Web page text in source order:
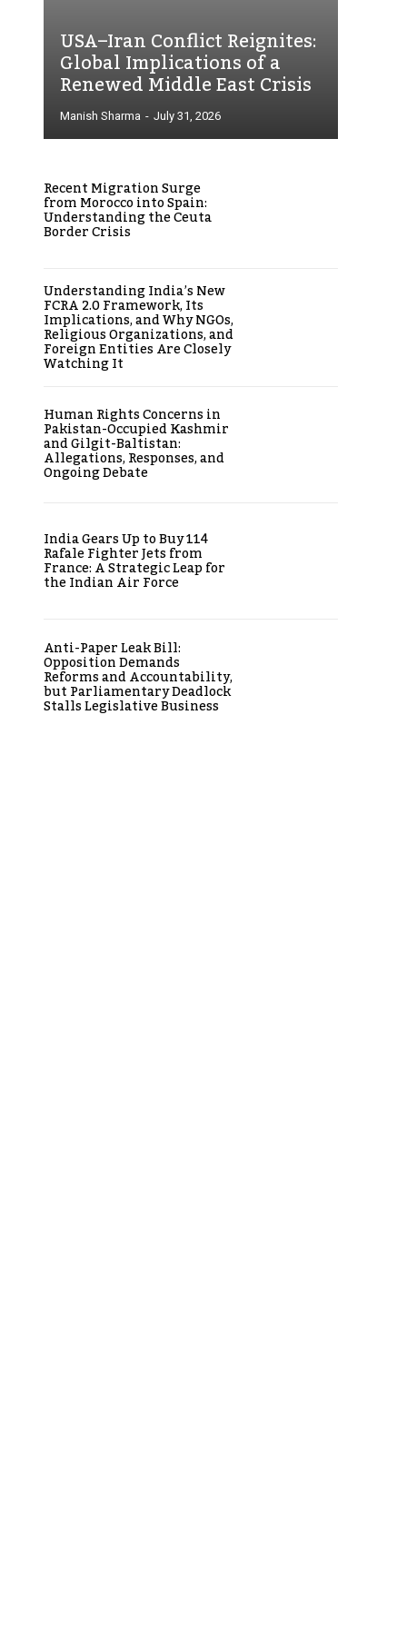
USA–Iran Conflict Reignites:
Global Implications of a
Renewed Middle East Crisis
Manish Sharma - July 31, 2026
Recent Migration Surge
from Morocco into Spain:
Understanding the Ceuta
Border Crisis
Understanding India’s New
FCRA 2.0 Framework, Its
Implications, and Why NGOs,
Religious Organizations, and
Foreign Entities Are Closely
Watching It
Human Rights Concerns in
Pakistan-Occupied Kashmir
and Gilgit-Baltistan:
Allegations, Responses, and
Ongoing Debate
India Gears Up to Buy 114
Rafale Fighter Jets from
France: A Strategic Leap for
the Indian Air Force
Anti-Paper Leak Bill:
Opposition Demands
Reforms and Accountability,
but Parliamentary Deadlock
Stalls Legislative Business